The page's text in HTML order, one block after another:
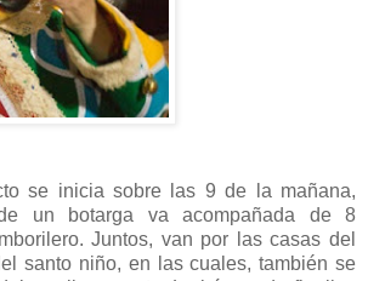
se inicia sobre las 9 de la mañana,
un botarga va acompañada de 8
Juntos, van por las casas del
santo niño, en las cuales, también se